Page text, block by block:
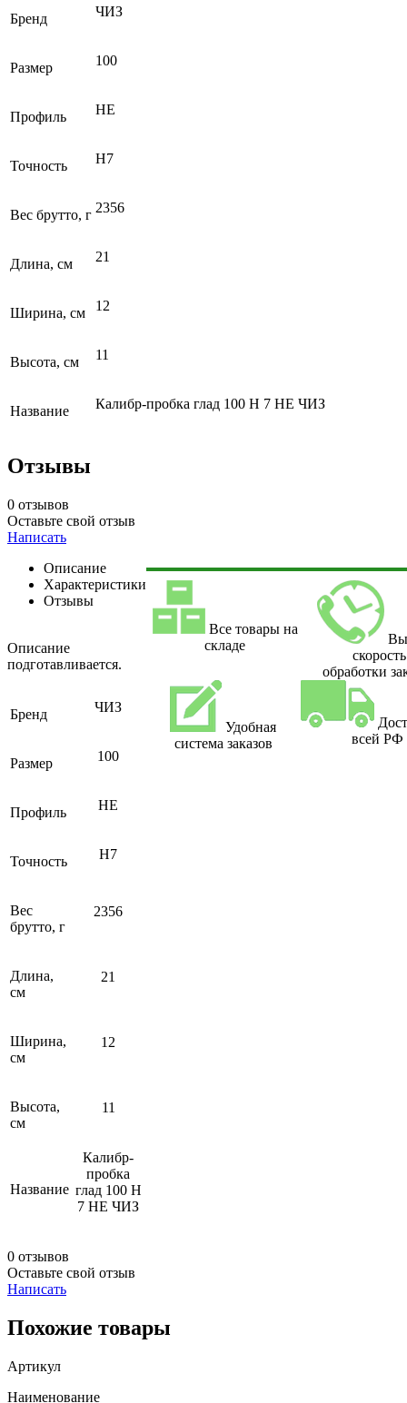
Бренд ЧИЗ
Размер 100
Профиль НЕ
Точность H7
Вес брутто, г 2356
Длина, см 21
Ширина, см 12
Высота, см 11
Название Калибр-пробка глад 100 Н 7 НЕ ЧИЗ
Отзывы
0 отзывов
Оставьте свой отзыв
Написать
Описание
Характеристики
Отзывы
Описание
подготавливается.
Бренд ЧИЗ
Размер 100
Профиль НЕ
Точность H7
Вес
брутто, г
2356
Длина,
см
21
Ширина,
см
12
Высота,
см
11
Название
Калибр-
пробка
глад 100 Н
7 НЕ ЧИЗ
0 отзывов
Оставьте свой отзыв
Написать
Все товары на
складе
скорость
обработки
Удобная
система заказов
всей РФ
Похожие товары
Артикул
Наименование